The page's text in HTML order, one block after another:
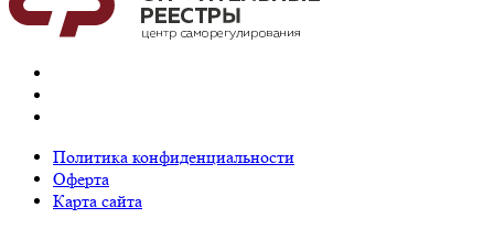
Политика конфиденциальности
Оферта
Карта сайта